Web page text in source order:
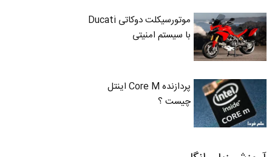
موتورسیکلت دوکاتی Ducati
با سیستم امنیتی
پردازنده Core M اینتل
چیست ؟